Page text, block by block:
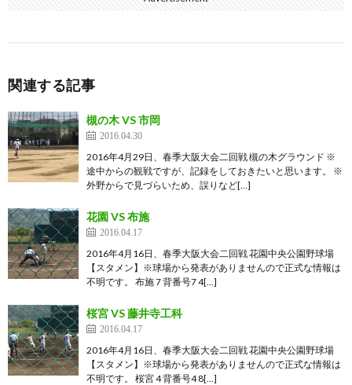
関連する記事
槻の木 VS 市岡
2016.04.30
2016年4月29日、春季大阪大会二回戦 槻の木グラウンド ※
途中からの観戦ですが、記録をしておきたいと思います。 ※
外野からで見づらいため、誤りなど[…]
花園 VS 布施
2016.04.17
2016年4月16日、春季大阪大会二回戦 花園中央公園野球場
【スタメン】※球場から発表がありませんので正式な情報は
不明です。 布施 7 背番号7 4[…]
桜宮 VS 藤井寺工科
2016.04.17
2016年4月16日、春季大阪大会二回戦 花園中央公園野球場
【スタメン】※球場から発表がありませんので正式な情報は
不明です。 桜宮 4 背番号4 8[…]